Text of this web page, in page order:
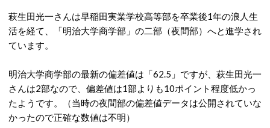
萩生田光一さんは早稲田実業学校高等部を卒業後1年の浪人生
活を経て、「明治大学商学部」の二部（夜間部）へと進学され
ています。
明治大学商学部の最新の偏差値は「62.5」ですが、萩生田光一
さんは2部なので、偏差値は1部よりも10ポイント程度低かっ
たようです。（当時の夜間部の偏差値データは公開されていな
かったので正確な数値は不明）